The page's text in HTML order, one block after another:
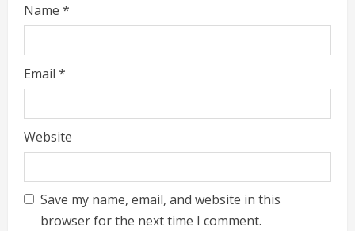
Name *
Email *
Website
Save my name, email, and website in this
browser for the next time I comment.